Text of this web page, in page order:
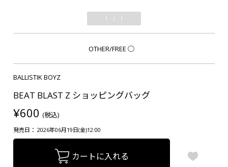
1 / 1
OTHER/FREE ○
BALLISTIK BOYZ
BEAT BLAST Z ショッピングバッグ
¥600 (税込)
発売日： 2026年06月19日(金)12:00
カートに入れる